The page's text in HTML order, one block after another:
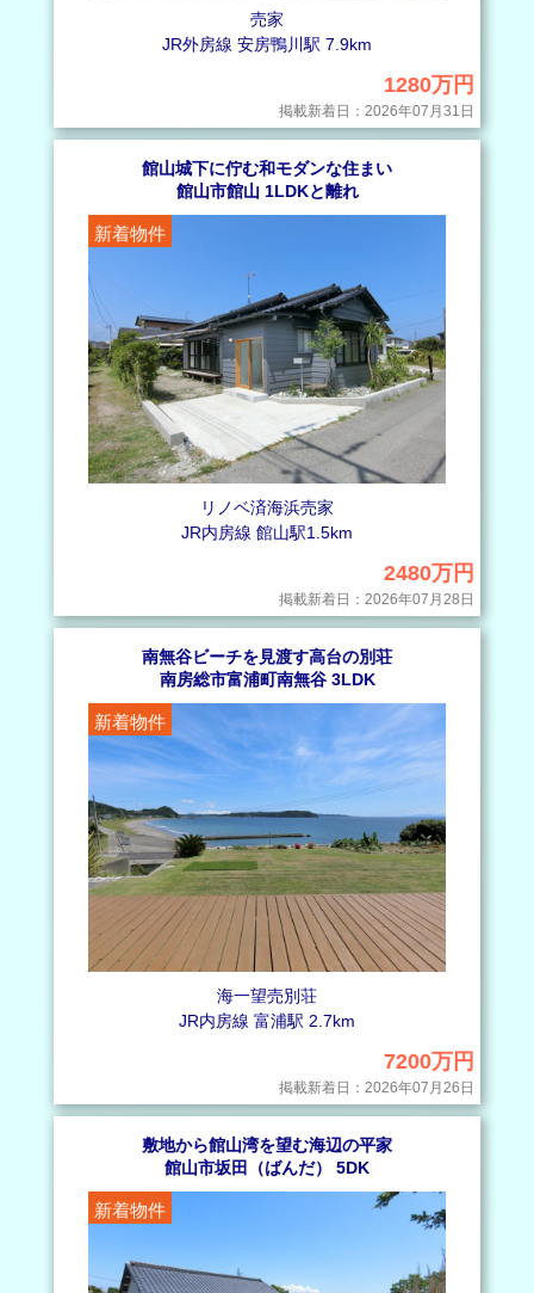
2024年11月23日
不動産購入でトラブルが起こる理由とは？トラブル事例から学
ぶ“トラブル回避”のポイントも詳しく解説します
不動産売買は取引金額が高額だからこそ、小さなことでも大
きなトラブルの原因になることがあります。 これからの生活
に期待を馳せ…
売家
JR外房線 安房鴨川駅 7.9km
1280万円
掲載新着日：2026年07月31日
館山城下に佇む和モダンな住まい
館山市館山 1LDKと離れ
新着物件
リノベ済海浜売家
JR内房線 館山駅1.5km
2480万円
掲載新着日：2026年07月28日
南無谷ビーチを見渡す高台の別荘
南房総市富浦町南無谷 3LDK
新着物件
海一望売別荘
JR内房線 富浦駅 2.7km
7200万円
掲載新着日：2026年07月26日
敷地から館山湾を望む海辺の平家
館山市坂田（ばんだ） 5DK
新着物件